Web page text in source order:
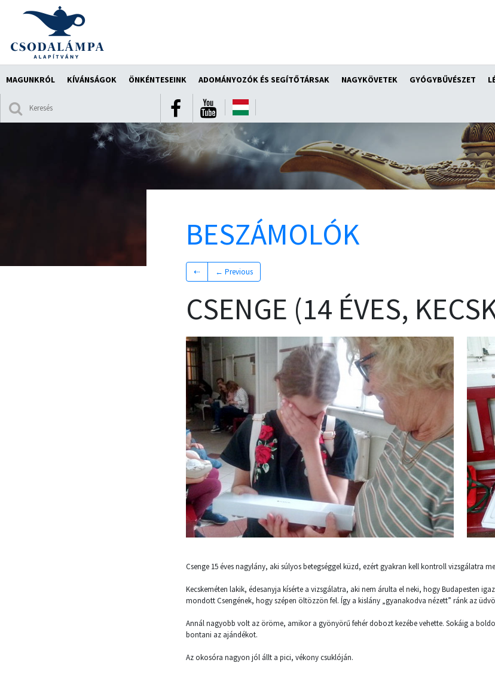
MAGUNKRÓL KÍVÁNSÁGOK ÖNKÉNTESEINK ADOMÁNYOZÓK ÉS SEGÍTŐTÁRSAK NAGYKÖVETEK GYÓGYBŰVÉSZET
BESZÁMOLÓK
⇠ ← Previous
CSENGE (14 ÉVES,
Csenge 15 éves nagylány, aki súlyos betegséggel küzd, ezért gyakran kell kontroll vizsgálatra
Kecskeméten lakik, édesanyja kísérte a vizsgálatra, aki nem árulta el neki, hogy Budapesten
mondott Csengének, hogy szépen öltözzön fel. Így a kislány „gyanakodva nézett” ránk az
Annál nagyobb volt az öröme, amikor a gyönyörű fehér dobozt kezébe vehette. Sokáig a
bontani az ajándékot.
Az okosóra nagyon jól állt a pici, vékony csuklóján.